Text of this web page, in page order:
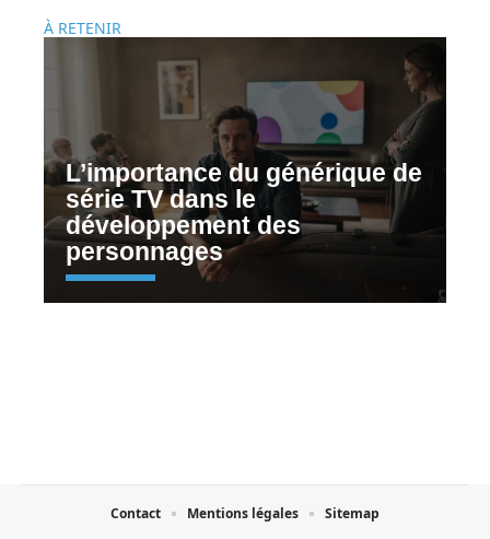
À RETENIR
L’importance du générique de
série TV dans le
développement des
personnages
Contact Mentions légales Sitemap